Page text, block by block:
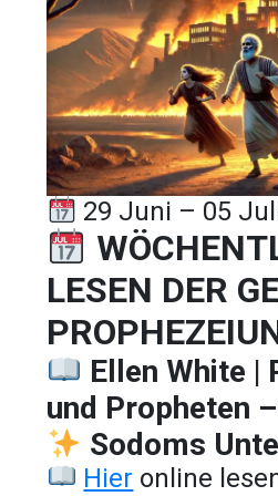
29 Juni – 05
LESEN DER
Ellen White |
und Propheten
Sodoms
Hier online